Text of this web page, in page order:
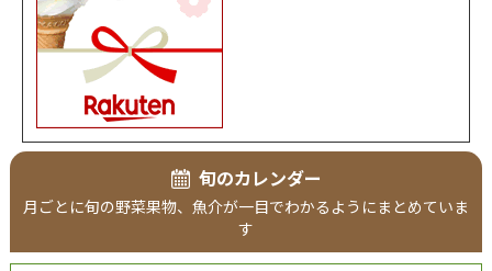
旬のカレンダー
月ごとに旬の野菜果物、魚介が一目でわかるようにまとめていま
す